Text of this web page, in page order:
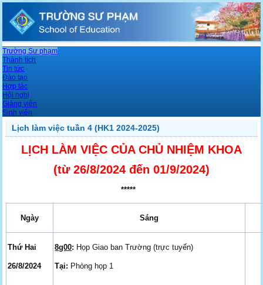
Trường Sư phạm
Thành tích
Tin tức
Đào tạo
Hợp tác
Hội nghị
Giảng viên
Sinh viên
Lịch làm việc tuần 4 (HK1 2024-2025)
LỊCH LÀM VIỆC CỦA CHỦ NHIỆM KHOA
(từ 26/8/2024 đến 01/9/2024)
*****
Ngày Sáng
Thứ Hai
26/8/2024
8g00: Họp Giao ban Trường (trực tuyến)
Tại: Phòng họp 1